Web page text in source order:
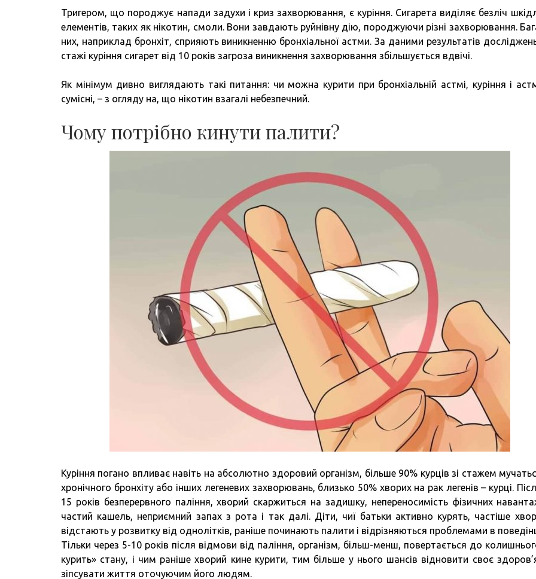
Тригером, що породжує напади задухи і криз захворювання, є куріння. Сигарета виділяє безліч
елементів, таких як нікотин, смоли. Вони завдають руйнівну дію, породжуючи різні захворювання.
них, наприклад бронхіт, сприяють виникненню бронхіальної астми. За даними результатів
стажі куріння сигарет від 10 років загроза виникнення захворювання збільшується вдвічі.
Як мінімум дивно виглядають такі питання: чи можна курити при бронхіальній астмі, куріння і
сумісні, – з огляду на, що нікотин взагалі небезпечний.
Чому потрібно кинути палити?
Куріння погано впливає навіть на абсолютно здоровий організм, більше 90% курців зі стажем
хронічного бронхіту або інших легеневих захворювань, близько 50% хворих на рак легенів – курці.
15 років безперервного паління, хворий скаржиться на задишку, непереносимість фізичних
частий кашель, неприємний запах з рота і так далі. Діти, чиї батьки активно курять, частіше
відстають у розвитку від однолітків, раніше починають палити і відрізняються проблемами в
Тільки через 5-10 років після відмови від паління, організм, більш-менш, повертається до
курить» стану, і чим раніше хворий кине курити, тим більше у нього шансів відновити своє
зіпсувати життя оточуючим його людям.